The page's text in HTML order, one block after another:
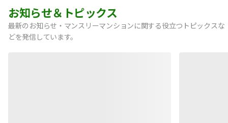
お知らせ＆トピックス
最新のお知らせ・マンスリーマンションに関する役立つトピックスな
どを発信しています。